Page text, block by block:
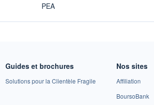
PEA
Guides et brochures
Solutions pour la Clientèle Fragile
Nos sites
Affiliation
BoursoBank